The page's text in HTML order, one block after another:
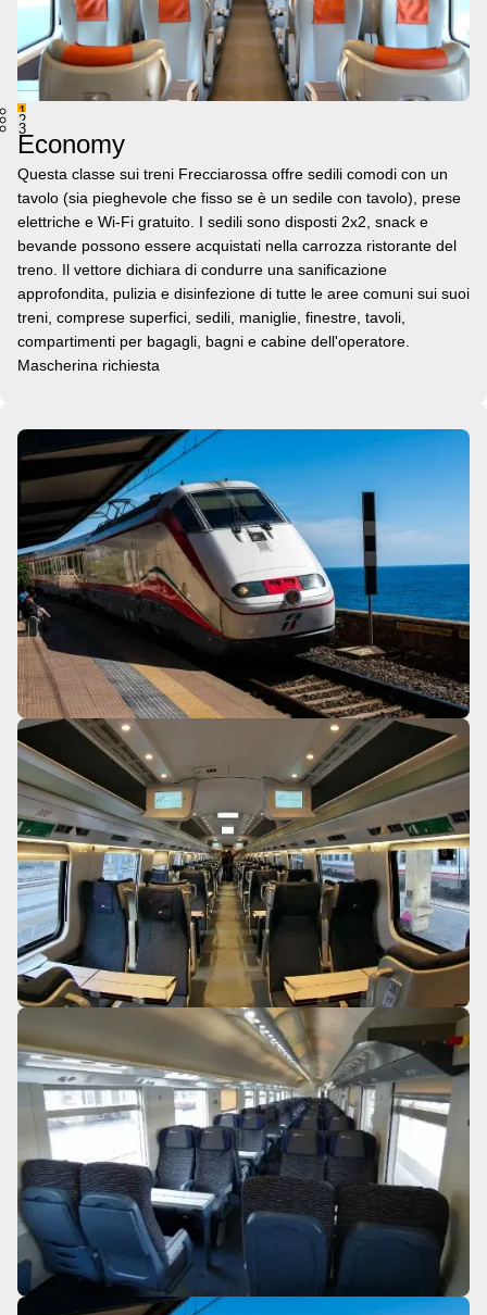
1
2
3
Economy
Questa classe sui treni Frecciarossa offre sedili comodi con un
tavolo (sia pieghevole che fisso se è un sedile con tavolo), prese
elettriche e Wi-Fi gratuito. I sedili sono disposti 2x2, snack e
bevande possono essere acquistati nella carrozza ristorante del
treno. Il vettore dichiara di condurre una sanificazione
approfondita, pulizia e disinfezione di tutte le aree comuni sui suoi
treni, comprese superfici, sedili, maniglie, finestre, tavoli,
compartimenti per bagagli, bagni e cabine dell'operatore.
Mascherina richiesta